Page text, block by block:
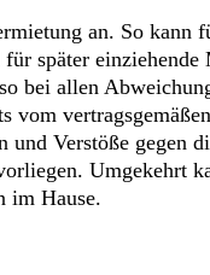
an. So kann
später einziehende
bei allen
und Verstöße gegen
Umgekehrt
im Hause.